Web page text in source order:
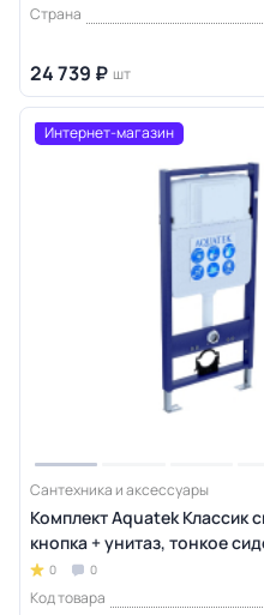
Страна
24 739 ₽ шт
Интернет-магазин
Сантехника и аксессуары
Комплект Aquatek Классик
кнопка + унитаз, тонкое
0 0
Код товара